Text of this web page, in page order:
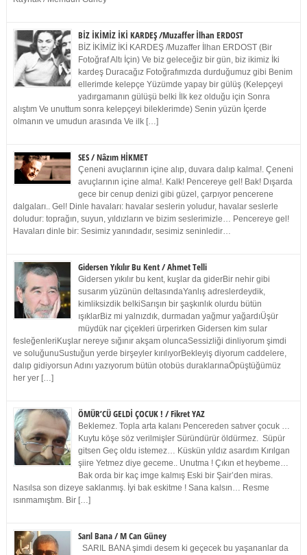
BİZ İKİMİZ İKİ KARDEŞ /Muzaffer İlhan ERDOST
BİZ İKİMİZ İKİ KARDEŞ /Muzaffer İlhan ERDOST (Bir
Fotoğraf Altı İçin) Ve biz geleceğiz bir gün, biz ikimiz İki
kardeş Duracağız Fotoğrafımızda durduğumuz gibi Benim
ellerimde kelepçe Yüzümde yapay bir gülüş (Kelepçeyi
yadırgamanın gülüşü belki İlk kez olduğu için Sonra
alıştım Ve unuttum sonra kelepçeyi bileklerimde) Senin yüzün İçerde
olmanın ve umudun arasında Ve ilk […]
SES / Nâzım HİKMET
Çeneni avuçlarının içine alıp, duvara dalıp kalma!. Çeneni
avuçlarının içine alma!. Kalk! Pencereye gel! Bak! Dışarda
gece bir cenup denizi gibi güzel, çarpıyor pencerene
dalgaları.. Gel! Dinle havaları: havalar seslerin yoludur, havalar seslerle
doludur: toprağın, suyun, yıldızların ve bizim seslerimizle… Pencereye gel!
Havaları dinle bir: Sesimiz yanındadır, sesimiz seninledir…
Gidersen Yıkılır Bu Kent / Ahmet Telli
Gidersen yıkılır bu kent, kuşlar da giderBir nehir gibi
susarım yüzünün deltasındaYanlış adreslerdeydik,
kimliksizdik belkiSarışın bir şaşkınlık olurdu bütün
ışıklarBiz mi yalnızdık, durmadan yağmur yağardıÜşür
müydük nar çiçekleri ürperirken Gidersen kim sular
fesleğenleriKuşlar nereye sığınır akşam oluncaSessizliği dinliyorum şimdi
ve soluğunuSustuğun yerde birşeyler kırılıyorBekleyiş diyorum caddelere,
dalıp gidiyorsun Adını yazıyorum bütün otobüs duraklarınaÖpüştüğümüz
her yer […]
ÖMÜR’CÜ GELDİ ÇOCUK ! / Fikret YAZ
Beklemez. Topla arta kalanı Pencereden satıver çocuk …
Kuytu köşe söz verilmişler Süründürür öldürmez. Süpür
gitsen Geç oldu istemez… Küskün yıldız asardım Kırılgan
şiire Yetmez diye geceme.. Unutma ! Çıkın et heybeme…
Bak orda bir kaç imge kalmış Eski bir Şair’den miras.
Nasılsa son dizeye saklanmış. İyi bak eskitme ! Sana kalsın… Resme
ısınmamıştım. Bir […]
Sarıl Bana / M Can Güney
SARIL BANA şimdi desem ki geçecek bu yaşananlar da